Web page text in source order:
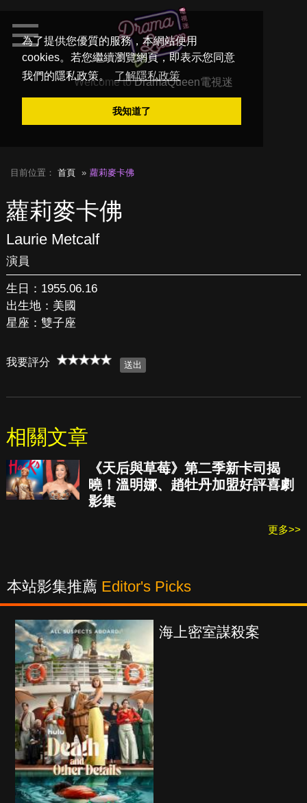
為了提供您優質的服務，本網站使用
cookies。若您繼續瀏覽網頁，即表示您同意
我們的隱私政策。
了解隱私政策
我知道了
Welcome toDramaQueen電視迷
目前位置： 首頁 蘿莉麥卡佛
蘿莉麥卡佛
Laurie Metcalf
演員
生日：1955.06.16
出生地：美國
星座：雙子座
我要評分
相關文章
《天后與草莓》第二季新卡司揭
曉！溫明娜、趙牡丹加盟好評喜劇
影集
更多>>
本站影集推薦 Editor's Picks
海上密室謀殺案